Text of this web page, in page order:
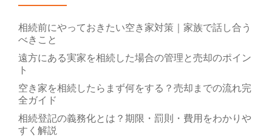
紹
相続前にやっておきたい空き家対策｜家族で話し合う
べきこと
遠方にある実家を相続した場合の管理と売却のポイン
ト
空き家を相続したらまず何をする？売却までの流れ完
全ガイド
相続登記の義務化とは？期限・罰則・費用をわかりや
すく解説